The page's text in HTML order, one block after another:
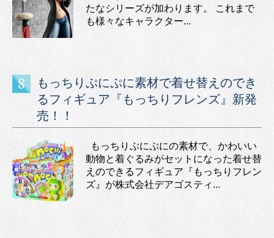
たなシリーズが加わります。 これまで
も様々なキャラクター...
もっちりぷにぷに素材で着せ替えのでき
るフィギュア『もっちりフレンズ』新発
売！！
もっちりぷにぷにの素材で、かわいい
動物と着ぐるみがセットになった着せ替
えのできるフィギュア『もっちりフレン
ズ』が株式会社デアゴスティ...